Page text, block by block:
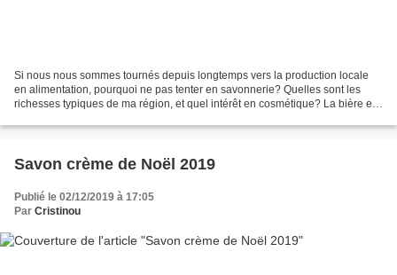
Si nous nous sommes tournés depuis longtemps vers la production locale
en alimentation, pourquoi ne pas tenter en savonnerie? Quelles sont les
richesses typiques de ma région, et quel intérêt en cosmétique? La bière est
Savon crème de Noël 2019
Publié le 02/12/2019 à 17:05
Par Cristinou